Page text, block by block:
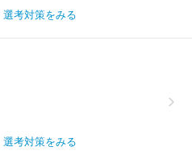
選考対策をみる
選考対策をみる